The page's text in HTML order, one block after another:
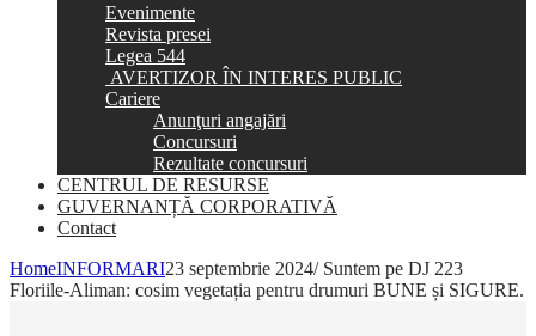
Evenimente
Revista presei
Legea 544
AVERTIZOR ÎN INTERES PUBLIC
Cariere
Anunţuri angajări
Concursuri
Rezultate concursuri
CENTRUL DE RESURSE
GUVERNANȚĂ CORPORATIVĂ
Contact
HomeINFORMARI23 septembrie 2024/ Suntem pe DJ 223
Floriile-Aliman: cosim vegetația pentru drumuri BUNE și SIGURE.